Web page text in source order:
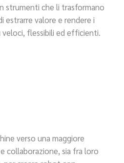
strumenti che li trasformano
estrarre valore e rendere i
veloci, flessibili ed efficienti.
verso una maggiore
collaborazione, sia fra loro